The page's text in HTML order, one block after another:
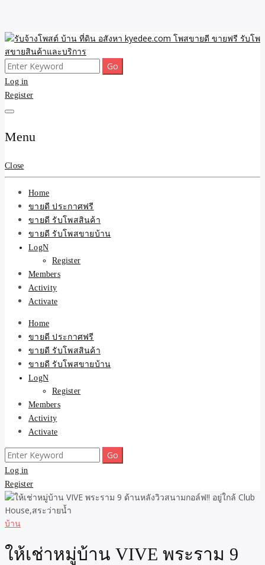
Skip
to
content
รับจ้างโพสต์ บ้าน ที่ดิน
อสังหา kyedee.com โพส
ขายดี ขายฟรี รับโพสขาย
สินค้าและบริการ
ขายดี โพสประกาศขายสินค้าฟรี บ้าน ที่ดิน อสังหา รับโพสต์ประกาศขาย
ของ รับรองผล ดีที่สุดถูกที่สุด ติดหน้าแรกกูเกืล
Search
for:
Log in
Register
Menu
Close
Home
ขายดี ประกาศฟรี
ขายดี รับโพสสินค้า
ขายดี รับโพสขายบ้าน
LogN
Register
Members
Activity
Activate
Home
ขายดี ประกาศฟรี
ขายดี รับโพสสินค้า
ขายดี รับโพสขายบ้าน
LogN
Register
Members
Activity
Activate
Search
for:
Log in
Register
บ้าน
ให้เช่าหมู่บ้าน VIVE พระราม 9